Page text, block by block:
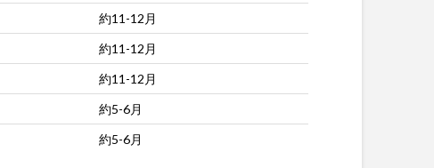
約11-12月
約11-12月
約11-12月
約5-6月
約5-6月